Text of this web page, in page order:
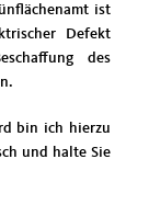
ist
Defekt
des
bin ich hierzu
und halte Sie